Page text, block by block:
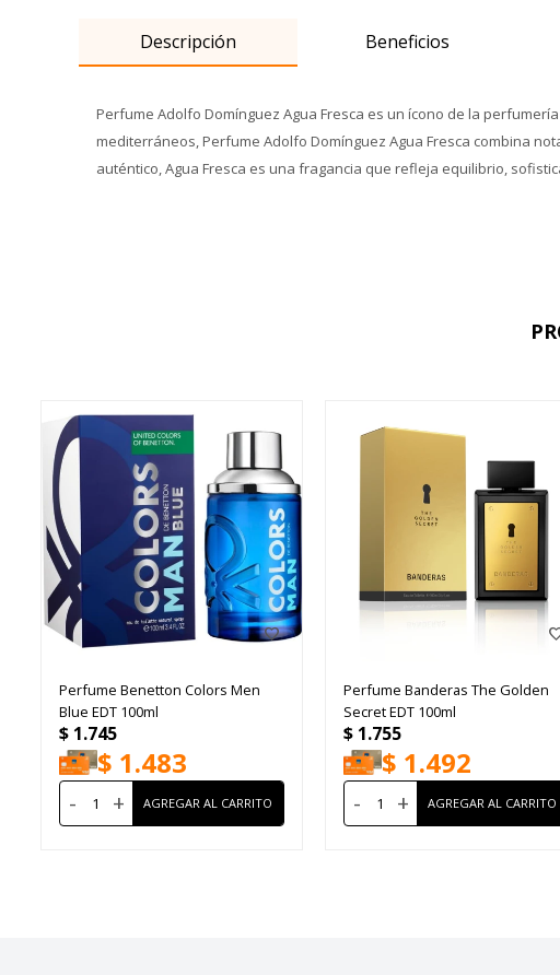
Descripción Beneficios
Perfume Adolfo Domínguez Agua Fresca es un ícono de la
mediterráneos, Perfume Adolfo Domínguez Agua Fresca combina
auténtico, Agua Fresca es una fragancia que refleja equilibrio,
Perfume Benetton Colors Men
Blue EDT 100ml
$ 1.745
$ 1.483
- +
Perfume Banderas The Golden
Secret EDT 100ml
$ 1.755
$ 1.492
- +